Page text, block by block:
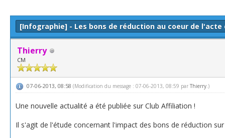
[Infographie] - Les bons de réduction au coeur de l'acte
Thierry
CM
07-06-2013, 08:58 (Modification du message : 07-06-2013, 08:59 par Thierry.)
Une nouvelle actualité a été publiée sur Club Affiliation !
Il s'agit de l'étude concernant l'impact des bons de réduction